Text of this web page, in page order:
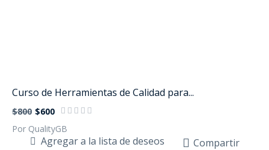
Curso de Herramientas de Calidad para...
$800 $600
Por QualityGB
Agregar a la lista de deseos Compartir